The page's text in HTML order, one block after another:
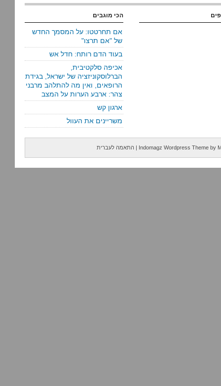
הכי מוגבים
אם תחרטטו: על המסמך החדש
של "אם תרצו"
בעוד הדם רותח: חדל אש
אכיפה סלקטיבית,
הברלוסקוניזציה של ישראל, בגידת
הרופאים, ואין מה להתלהב מרבני
צהר: ארבע הערות על המצב
ארגון קש
משריינים את העוול
Indomagz Wordpress Theme by
| התאמה לעברית